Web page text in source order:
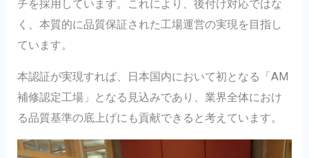
チを採用しています。これにより、後付け対応ではな
く、本質的に品質保証された工場運営の実現を目指し
ています。
本認証が実現すれば、日本国内において初となる「AM
補修認定工場」となる見込みであり、業界全体におけ
る品質基準の底上げにも貢献できると考えています。